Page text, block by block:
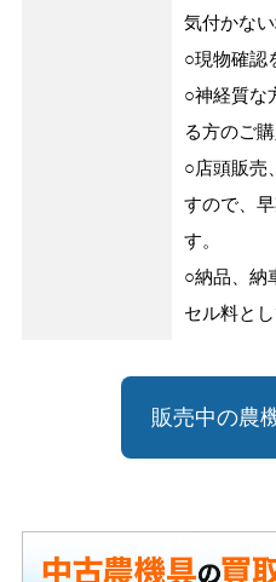
気付かな
○現物確認
○神経質な
る方のご
○店頭販売
すので、
す。
○納品、納
セル料と
販売中の農